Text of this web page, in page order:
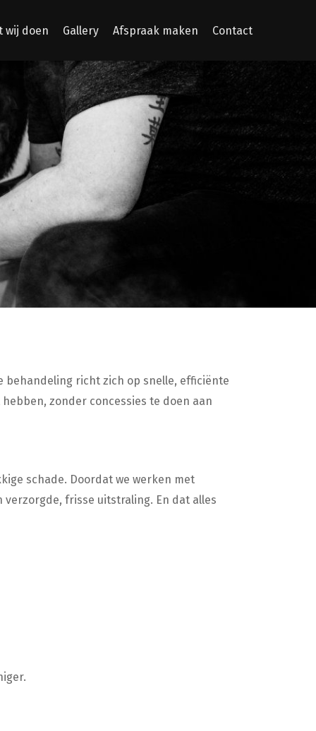
wij doen Gallery Afspraak maken Contact
behandeling richt zich op snelle, efficiënte
zonder concessies te doen aan
schade. Doordat we werken met
frisse uitstraling. En dat alles